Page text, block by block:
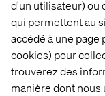
d'un utilisateur) ou
qui permettent au
accédé à une
cookies) pour
trouverez des
manière dont
le e-
moins
- Karin
Örnsten